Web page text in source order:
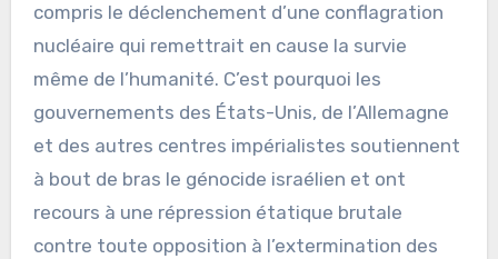
compris le déclenchement d’une conflagration
nucléaire qui remettrait en cause la survie
même de l’humanité. C’est pourquoi les
gouvernements des États-Unis, de l’Allemagne
et des autres centres impérialistes soutiennent
à bout de bras le génocide israélien et ont
recours à une répression étatique brutale
contre toute opposition à l’extermination des